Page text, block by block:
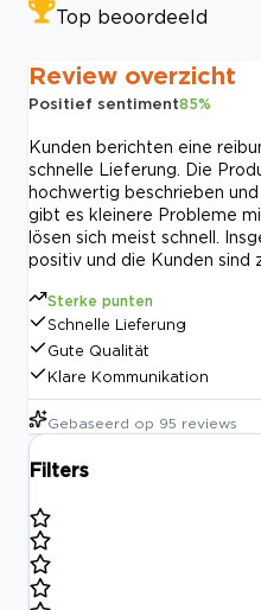
Top beoordeeld
Review overzicht
Positief sentiment85%
Kunden berichten eine
schnelle Lieferung. Die
hochwertig beschrieben
gibt es kleinere Probleme
lösen sich meist schnell.
positiv und die Kunden sind
Sterke punten
Schnelle Lieferung
Gute Qualität
Klare Kommunikation
Gebaseerd op 95 reviews
Filters